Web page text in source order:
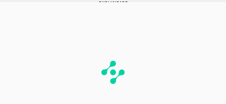
PUBLICIDADE